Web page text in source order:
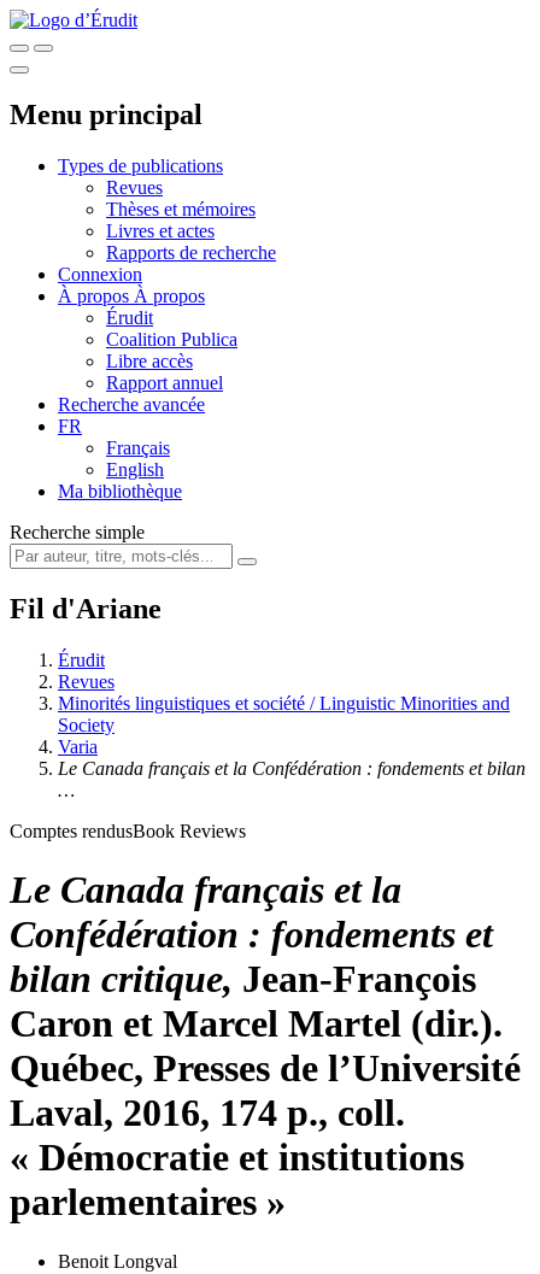
Menu principal
Types de publications
Revues
Thèses et mémoires
Livres et actes
Rapports de recherche
Connexion
À propos À propos
Érudit
Coalition Publica
Libre accès
Rapport annuel
Recherche avancée
FR
Français
English
Ma bibliothèque
Recherche simple
Fil d'Ariane
Érudit
Revues
Minorités linguistiques et société / Linguistic Minorities and
Society
Varia
Le Canada français et la Confédération : fondements et bilan
…
Comptes rendusBook Reviews
Le Canada français et la
Confédération : fondements et
bilan critique, Jean-François
Caron et Marcel Martel (dir.).
Québec, Presses de l’Université
Laval, 2016, 174 p., coll.
« Démocratie et institutions
parlementaires »
Benoit Longval